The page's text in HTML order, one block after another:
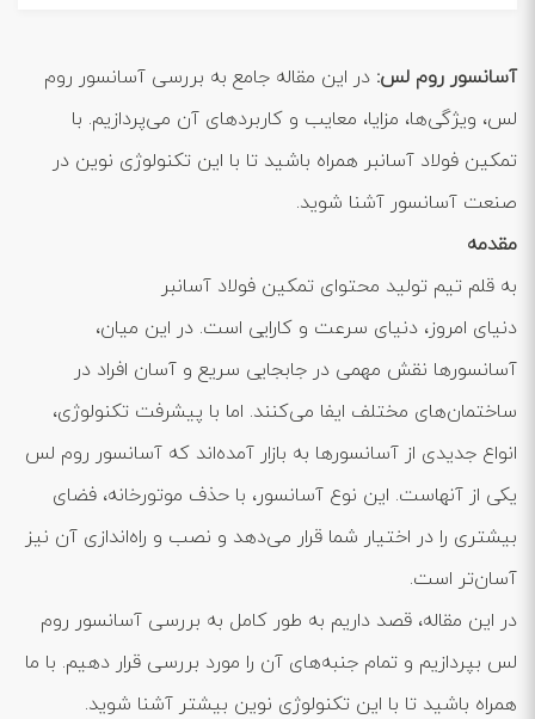
آسانسور روم لس: در این مقاله جامع به بررسی آسانسور روم
لس، ویژگی‌ها، مزایا، معایب و کاربردهای آن می‌پردازیم. با
تمکین فولاد آسانبر همراه باشید تا با این تکنولوژی نوین در
صنعت آسانسور آشنا شوید.
مقدمه
به قلم تیم تولید محتوای تمکین فولاد آسانبر
دنیای امروز، دنیای سرعت و کارایی است. در این میان،
آسانسورها نقش مهمی در جابجایی سریع و آسان افراد در
ساختمان‌های مختلف ایفا می‌کنند. اما با پیشرفت تکنولوژی،
انواع جدیدی از آسانسورها به بازار آمده‌اند که آسانسور روم لس
یکی از آنهاست. این نوع آسانسور، با حذف موتورخانه، فضای
بیشتری را در اختیار شما قرار می‌دهد و نصب و راه‌اندازی آن نیز
آسان‌تر است.
در این مقاله، قصد داریم به طور کامل به بررسی آسانسور روم
لس بپردازیم و تمام جنبه‌های آن را مورد بررسی قرار دهیم. با ما
همراه باشید تا با این تکنولوژی نوین بیشتر آشنا شوید.